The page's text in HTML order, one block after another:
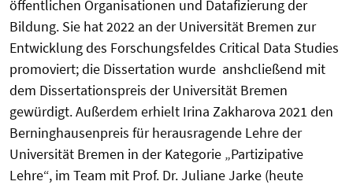
öffentlichen Organisationen und Datafizierung der
Bildung. Sie hat 2022 an der Universität Bremen zur
Entwicklung des Forschungsfeldes Critical Data Studies
promoviert; die Dissertation wurde anshcließend mit
dem Dissertationspreis der Universität Bremen
gewürdigt. Außerdem erhielt Irina Zakharova 2021 den
Berninghausenpreis für herausragende Lehre der
Universität Bremen in der Kategorie „Partizipative
Lehre“, im Team mit Prof. Dr. Juliane Jarke (heute